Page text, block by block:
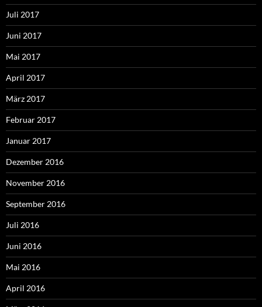
Juli 2017
Juni 2017
Mai 2017
April 2017
März 2017
Februar 2017
Januar 2017
Dezember 2016
November 2016
September 2016
Juli 2016
Juni 2016
Mai 2016
April 2016